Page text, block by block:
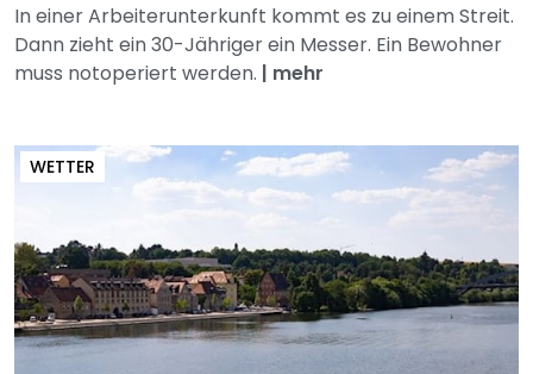
In einer Arbeiterunterkunft kommt es zu einem Streit.
Dann zieht ein 30-Jähriger ein Messer. Ein Bewohner
muss notoperiert werden. | mehr
WETTER